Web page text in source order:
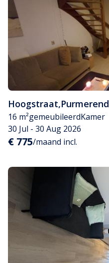
Hoogstraat,Purmerend
16 m²gemeubileerdKamer
30 Jul - 30 Aug 2026
€ 775/maand incl.